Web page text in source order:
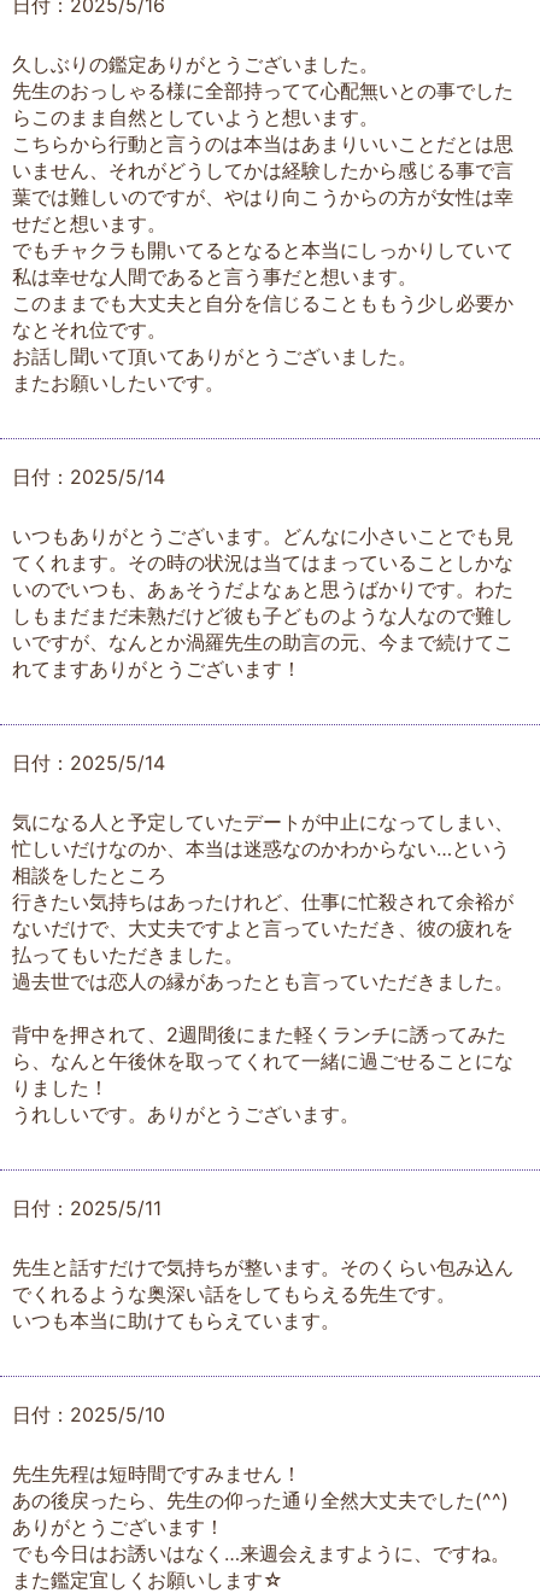
日付：2025/5/16
久しぶりの鑑定ありがとうございました。
先生のおっしゃる様に全部持ってて心配無いとの事でした
らこのまま自然としていようと想います。
こちらから行動と言うのは本当はあまりいいことだとは思
いません、それがどうしてかは経験したから感じる事で言
葉では難しいのですが、やはり向こうからの方が女性は幸
せだと想います。
でもチャクラも開いてるとなると本当にしっかりしていて
私は幸せな人間であると言う事だと想います。
このままでも大丈夫と自分を信じることももう少し必要か
なとそれ位です。
お話し聞いて頂いてありがとうございました。
またお願いしたいです。
日付：2025/5/14
いつもありがとうございます。どんなに小さいことでも見
てくれます。その時の状況は当てはまっていることしかな
いのでいつも、あぁそうだよなぁと思うばかりです。わた
しもまだまだ未熟だけど彼も子どものような人なので難し
いですが、なんとか渦羅先生の助言の元、今まで続けてこ
れてますありがとうございます！
日付：2025/5/14
気になる人と予定していたデートが中止になってしまい、
忙しいだけなのか、本当は迷惑なのかわからない…という
相談をしたところ
行きたい気持ちはあったけれど、仕事に忙殺されて余裕が
ないだけで、大丈夫ですよと言っていただき、彼の疲れを
払ってもいただきました。
過去世では恋人の縁があったとも言っていただきました。
背中を押されて、2週間後にまた軽くランチに誘ってみた
ら、なんと午後休を取ってくれて一緒に過ごせることにな
りました！
うれしいです。ありがとうございます。
日付：2025/5/11
先生と話すだけで気持ちが整います。そのくらい包み込ん
でくれるような奥深い話をしてもらえる先生です。
いつも本当に助けてもらえています。
日付：2025/5/10
先生先程は短時間ですみません！
あの後戻ったら、先生の仰った通り全然大丈夫でした(^^)
ありがとうございます！
でも今日はお誘いはなく…来週会えますように、ですね。
また鑑定宜しくお願いします☆